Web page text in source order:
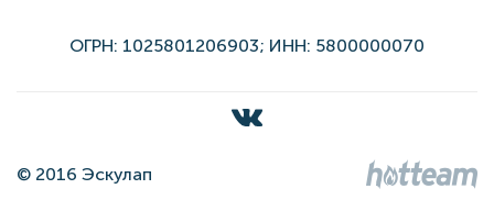
ОГРН: 1025801206903; ИНН: 5800000070
© 2016 Эскулап